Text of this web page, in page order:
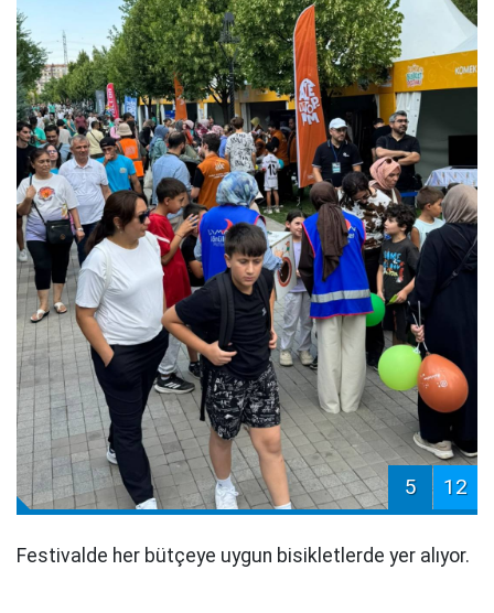
5 12
Festivalde her bütçeye uygun bisikletlerde yer alıyor.